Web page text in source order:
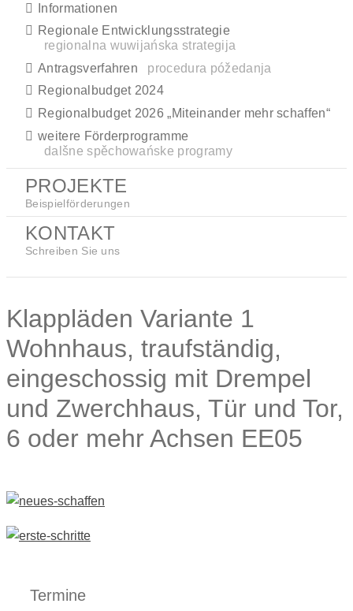
Informationen
Regionale Entwicklungsstrategie
regionalna wuwijańska strategija
Antragsverfahren
procedura póžedanja
Regionalbudget 2024
Regionalbudget 2026 „Miteinander mehr schaffen“
weitere Förderprogramme
dalšne spěchowańske programy
PROJEKTE
Beispielförderungen
KONTAKT
Schreiben Sie uns
Klappläden Variante 1
Wohnhaus, traufständig,
eingeschossig mit Drempel
und Zwerchhaus, Tür und Tor,
6 oder mehr Achsen EE05
Termine